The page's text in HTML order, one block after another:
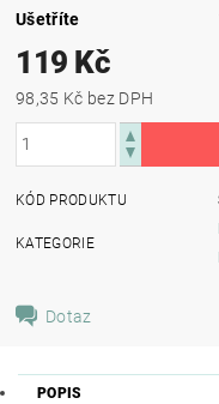
Ušetříte
119 Kč
98,35 Kč bez DPH
KÓD PRODUKTU
KATEGORIE
Dotaz
POPIS